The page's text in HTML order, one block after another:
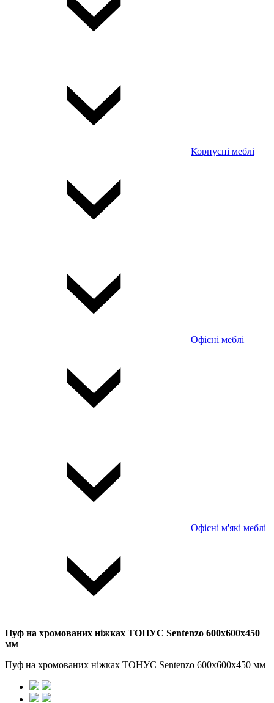
Корпусні меблі
Офісні меблі
Офісні м'які меблі
Пуф на хромованих ніжках ТОНУС Sentenzo 600x600x450
мм
Пуф на хромованих ніжках ТОНУС Sentenzo 600x600x450 мм